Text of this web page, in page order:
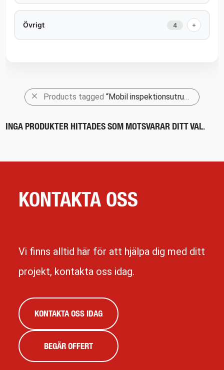
Övrigt 4 +
Products tagged “Mobil inspektionsutrustning”
INGA PRODUKTER HITTADES SOM MOTSVARAR DITT VAL.
KONTAKTA OSS
Vi finns alltid här för att hjälpa dig med ditt
projekt, kontakta oss idag.
KONTAKTA OSS IDAG
BEGÄR OFFERT